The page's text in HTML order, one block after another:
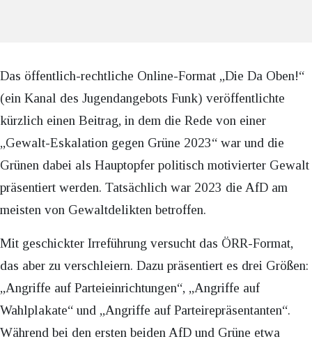
Das öffentlich-rechtliche Online-Format „Die Da Oben!“
(ein Kanal des Jugendangebots Funk) veröffentlichte
kürzlich einen Beitrag, in dem die Rede von einer
„Gewalt-Eskalation gegen Grüne 2023“ war und die
Grünen dabei als Hauptopfer politisch motivierter Gewalt
präsentiert werden. Tatsächlich war 2023 die AfD am
meisten von Gewaltdelikten betroffen.
Mit geschickter Irreführung versucht das ÖRR-Format,
das aber zu verschleiern. Dazu präsentiert es drei Größen:
„Angriffe auf Parteieinrichtungen“, „Angriffe auf
Wahlplakate“ und „Angriffe auf Parteirepräsentanten“.
Während bei den ersten beiden AfD und Grüne etwa